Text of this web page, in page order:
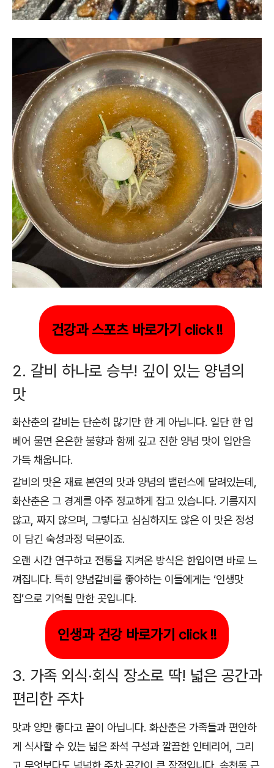
건강과 스포츠 바로가기 click !!
2. 갈비 하나로 승부! 깊이 있는 양념의
맛
화산춘의 갈비는 단순히 많기만 한 게 아닙니다. 일단 한 입
베어 물면 은은한 불향과 함께 깊고 진한 양념 맛이 입안을
가득 채웁니다.
갈비의 맛은 재료 본연의 맛과 양념의 밸런스에 달려있는데,
화산춘은 그 경계를 아주 정교하게 잡고 있습니다. 기름지지
않고, 짜지 않으며, 그렇다고 심심하지도 않은 이 맛은 정성
이 담긴 숙성과정 덕분이죠.
오랜 시간 연구하고 전통을 지켜온 방식은 한입이면 바로 느
껴집니다. 특히 양념갈비를 좋아하는 이들에게는 ‘인생맛
집’으로 기억될 만한 곳입니다.
인생과 건강 바로가기 click !!
3. 가족 외식·회식 장소로 딱! 넓은 공간과
편리한 주차
맛과 양만 좋다고 끝이 아닙니다. 화산춘은 가족들과 편안하
게 식사할 수 있는 넓은 좌석 구성과 깔끔한 인테리어, 그리
고 무엇보다도 넉넉한 주차 공간이 큰 장점입니다. 송천동 근